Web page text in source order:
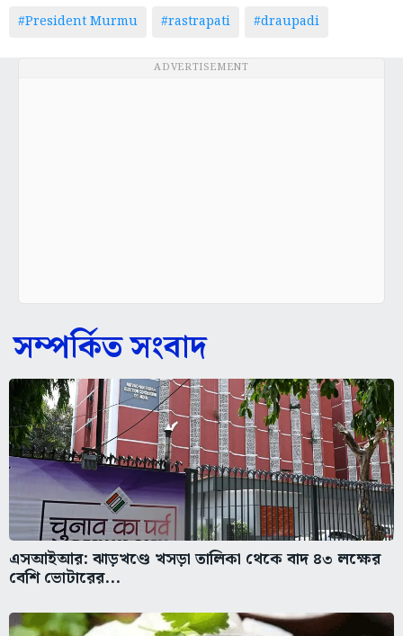
#President Murmu #rastrapati #draupadi
ADVERTISEMENT
সম্পর্কিত সংবাদ
এসআইআর: ঝাড়খণ্ডে খসড়া তালিকা থেকে বাদ ৪৩ লক্ষের
বেশি ভোটারের...